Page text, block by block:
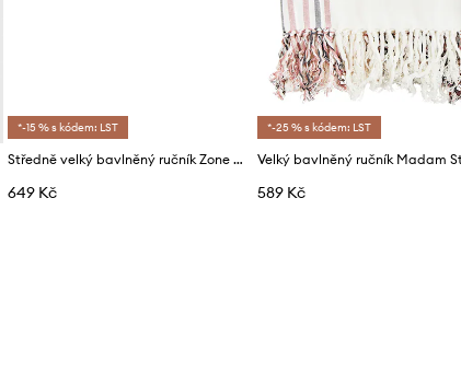
*-15 % s kódem: LST
Středně velký bavlněný ručník Zone Denmark 70 x 140 cm
649 Kč
*-25 % s kódem: LST
589 Kč